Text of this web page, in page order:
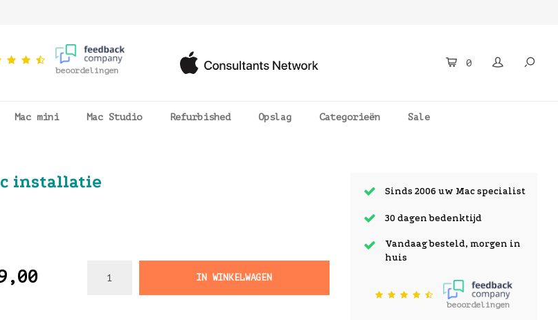
beoordelingen
0
Mac mini Mac Studio Refurbished Opslag Categorieën Sale
installatie
IN WINKELWAGEN
Sinds 2006 uw Mac specialist
30 dagen bedenktijd
Vandaag besteld, morgen in
huis
beoordelingen